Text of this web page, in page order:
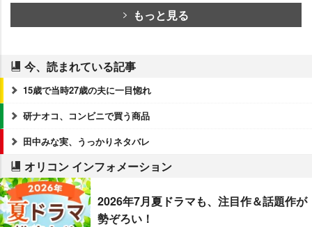
もっと見る
今、読まれている記事
15歳で当時27歳の夫に一目惚れ
研ナオコ、コンビニで買う商品
田中みな実、うっかりネタバレ
オリコン インフォメーション
2026年7月夏ドラマも、注目作＆話題作が
勢ぞろい！